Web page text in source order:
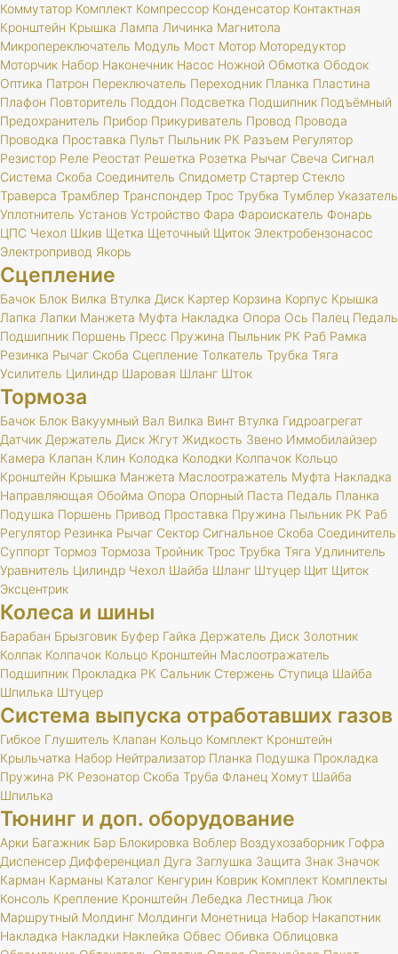
Коммутатор Комплект Компрессор Конденсатор Контактная
Кронштейн Крышка Лампа Личинка Магнитола
Микропереключатель Модуль Мост Мотор Моторедуктор
Моторчик Набор Наконечник Насос Ножной Обмотка Ободок
Оптика Патрон Переключатель Переходник Планка Пластина
Плафон Повторитель Поддон Подсветка Подшипник Подъёмный
Предохранитель Прибор Прикуриватель Провод Провода
Проводка Проставка Пульт Пыльник РК Разъем Регулятор
Резистор Реле Реостат Решетка Розетка Рычаг Свеча Сигнал
Система Скоба Соединитель Спидометр Стартер Стекло
Траверса Трамблер Транспондер Трос Трубка Тумблер Указатель
Уплотнитель Установ Устройство Фара Фароискатель Фонарь
ЦПС Чехол Шкив Щетка Щеточный Щиток Электробензонасос
Электропривод Якорь
Сцепление
Бачок Блок Вилка Втулка Диск Картер Корзина Корпус Крышка
Лапка Лапки Манжета Муфта Накладка Опора Ось Палец Педаль
Подшипник Поршень Пресс Пружина Пыльник РК Раб Рамка
Резинка Рычаг Скоба Сцепление Толкатель Трубка Тяга
Усилитель Цилиндр Шаровая Шланг Шток
Тормоза
Бачок Блок Вакуумный Вал Вилка Винт Втулка Гидроагрегат
Датчик Держатель Диск Жгут Жидкость Звено Иммобилайзер
Камера Клапан Клин Колодка Колодки Колпачок Кольцо
Кронштейн Крышка Манжета Маслоотражатель Муфта Накладка
Направляющая Обойма Опора Опорный Паста Педаль Планка
Подушка Поршень Привод Проставка Пружина Пыльник РК Раб
Регулятор Резинка Рычаг Сектор Сигнальное Скоба Соединитель
Суппорт Тормоз Тормоза Тройник Трос Трубка Тяга Удлинитель
Уравнитель Цилиндр Чехол Шайба Шланг Штуцер Щит Щиток
Эксцентрик
Колеса и шины
Барабан Брызговик Буфер Гайка Держатель Диск Золотник
Колпак Колпачок Кольцо Кронштейн Маслоотражатель
Подшипник Прокладка РК Сальник Стержень Ступица Шайба
Шпилька Штуцер
Система выпуска отработавших газов
Гибкое Глушитель Клапан Кольцо Комплект Кронштейн
Крыльчатка Набор Нейтрализатор Планка Подушка Прокладка
Пружина РК Резонатор Скоба Труба Фланец Хомут Шайба
Шпилька
Тюнинг и доп. оборудование
Арки Багажник Бар Блокировка Воблер Воздухозаборник Гофра
Диспенсер Дифференциал Дуга Заглушка Защита Знак Значок
Карман Карманы Каталог Кенгурин Коврик Комплект Комплекты
Консоль Крепление Кронштейн Лебедка Лестница Люк
Маршрутный Молдинг Молдинги Монетница Набор Накапотник
Накладка Накладки Наклейка Обвес Обивка Облицовка